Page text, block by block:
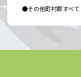
●その他町村郡すべて